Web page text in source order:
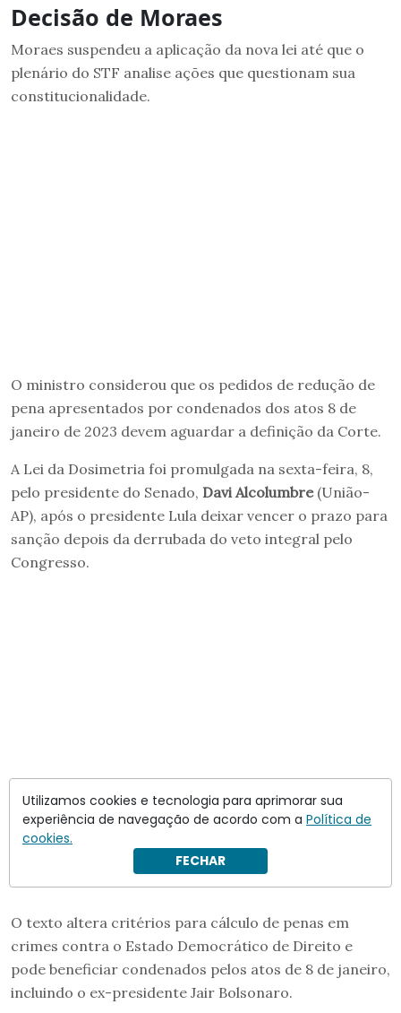
Decisão de Moraes
Moraes suspendeu a aplicação da nova lei até que o
plenário do STF analise ações que questionam sua
constitucionalidade.
O ministro considerou que os pedidos de redução de
pena apresentados por condenados dos atos 8 de
janeiro de 2023 devem aguardar a definição da Corte.
A Lei da Dosimetria foi promulgada na sexta-feira, 8,
pelo presidente do Senado, Davi Alcolumbre(União-
AP), após o presidente Lula deixar vencer o prazo para
sanção depois da derrubada do veto integral pelo
Congresso.
O texto altera critérios para cálculo de penas em
crimes contra o Estado Democrático de Direito e
pode beneficiar condenados pelos atos de 8 de janeiro,
incluindo o ex-presidente Jair Bolsonaro.
Utilizamos cookies e tecnologia para aprimorar sua
experiência de navegação de acordo com a Política de
cookies.
FECHAR